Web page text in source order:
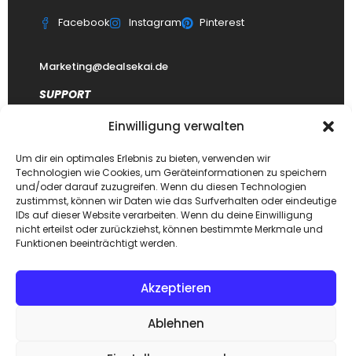
Einwilligung verwalten
Um dir ein optimales Erlebnis zu bieten, verwenden wir
Technologien wie Cookies, um Geräteinformationen zu speichern
und/oder darauf zuzugreifen. Wenn du diesen Technologien
zustimmst, können wir Daten wie das Surfverhalten oder eindeutige
IDs auf dieser Website verarbeiten. Wenn du deine Einwilligung
nicht erteilst oder zurückziehst, können bestimmte Merkmale und
Funktionen beeinträchtigt werden.
Akzeptieren
Ablehnen
Facebook Instagram Pinterest
Marketing@dealsekai.de
SUPPORT
datenschutzerklärung
Impressum
Haftungsausschluss
FAQ Dealsekai
Copyright © 2026. Designed byDealsekai